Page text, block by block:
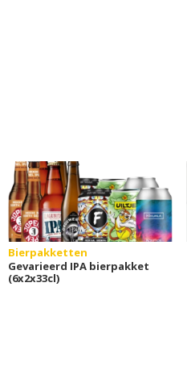
Bierpakketten
Gevarieerd IPA bierpakket
(6x2x33cl)